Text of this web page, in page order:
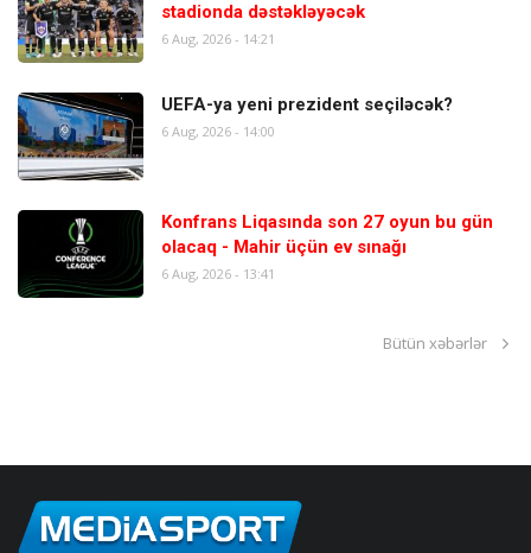
stadionda dəstəkləyəcək
6 Aug, 2026 - 14:21
UEFA-ya yeni prezident seçiləcək?
6 Aug, 2026 - 14:00
Konfrans Liqasında son 27 oyun bu gün
olacaq - Mahir üçün ev sınağı
6 Aug, 2026 - 13:41
Bütün xəbərlər